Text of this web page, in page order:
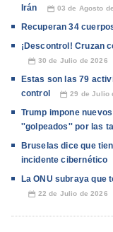
Irán
📅 03 de Agosto
Recuperan 34
¡Descontrol! Cruzan
📅 30 de Julio de 2026
Estas son las 79
control
📅 29 de Julio
Trump impone
''golpeados'' por las
Bruselas dice que
incidente cibernético
La ONU subraya que
📅 22 de Julio de 2026